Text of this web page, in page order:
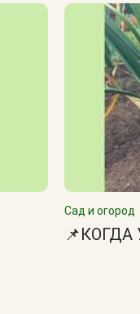
Сад и огород